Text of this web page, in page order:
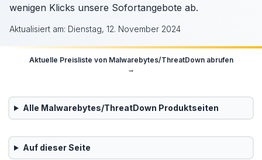
wenigen Klicks unsere Sofortangebote ab.
Aktualisiert am: Dienstag, 12. November 2024
Aktuelle Preisliste von Malwarebytes/ThreatDownabrufen
→
Alle Malwarebytes/ThreatDown Produktseiten
Auf dieser Seite